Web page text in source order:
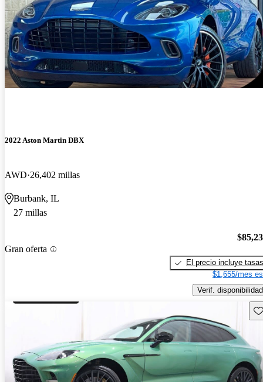
2022 Aston Martin DBX
AWD 26,402 millas
Burbank, IL
27 millas
Gran oferta
El precio incluye tasas
$1,655/mes
Verif. disponibilidad